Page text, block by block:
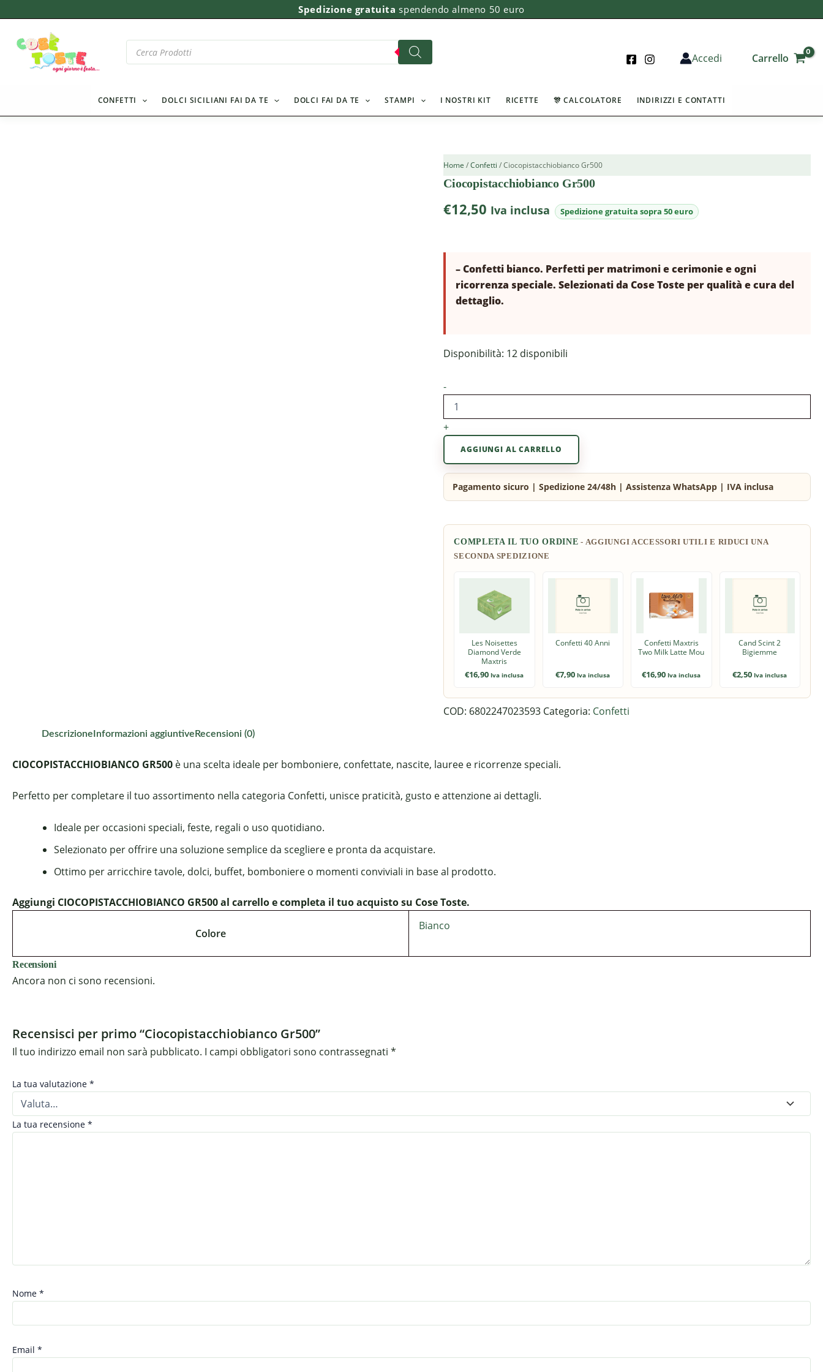
al
contenuto
Spedizione gratuita spendendo almeno 50 euro
Products
search
Accedi Carrello
CONFETTI DOLCI SICILIANI FAI DA TE DOLCI FAI DA TE STAMPI I NOSTRI KIT RICETTE 🎊 CALCOLATORE INDIRIZZI E CONTATTI
Home /Confetti / Ciocopistacchiobianco Gr500
Ciocopistacchiobianco Gr500
€12,50 Iva inclusa
– Confetti bianco. Perfetti per matrimoni e cerimonie e ogni
ricorrenza speciale. Selezionati da Cose Toste per qualità e cura del
dettaglio.
Disponibilità: 12 disponibili
-
Ciocopistacchiobianco
Gr500
+
AGGIUNGI AL CARRELLO
COMPLETA IL TUO ORDINE
Les Noisettes
Diamond Verde
Maxtris
€16,90 Iva inclusa
Confetti 40 Anni
€7,90 Iva inclusa
Confetti Maxtris
Two Milk Latte Mou
€16,90 Iva inclusa
Cand Scint 2
Bigiemme
€2,50 Iva inclusa
COD: 6802247023593 Categoria: Confetti
DescrizioneInformazioni aggiuntiveRecensioni (0)
CIOCOPISTACCHIOBIANCO GR500 è una scelta ideale per bomboniere, confettate, nascite, lauree e ricorrenze speciali.
Perfetto per completare il tuo assortimento nella categoria Confetti, unisce praticità, gusto e attenzione ai dettagli.
Ideale per occasioni speciali, feste, regali o uso quotidiano.
Selezionato per offrire una soluzione semplice da scegliere e pronta da acquistare.
Ottimo per arricchire tavole, dolci, buffet, bomboniere o momenti conviviali in base al prodotto.
Aggiungi CIOCOPISTACCHIOBIANCO GR500 al carrello e completa il tuo acquisto su Cose Toste.
Colore
Bianco
Recensioni
Ancora non ci sono recensioni.
Recensisci per primo “Ciocopistacchiobianco Gr500”
Il tuo indirizzo email non sarà pubblicato. I campi obbligatori sono contrassegnati *
La tua valutazione *
La tua recensione *
Nome *
Email *